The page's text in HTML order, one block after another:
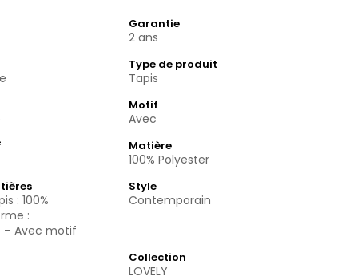
Garantie
2 ans
Type de produit
Tapis
Motif
Avec
Matière
100% Polyester
: 100%
:
– Avec motif
Style
Contemporain
Collection
LOVELY